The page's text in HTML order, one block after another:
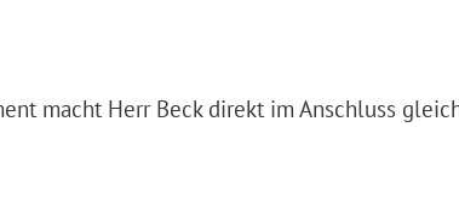
macht Herr Beck direkt im Anschluss